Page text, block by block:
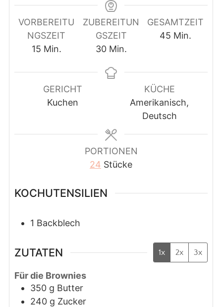
VORBEREITU
NGSZEIT
15Minuten
Min.
ZUBEREITUN
GSZEIT
30Minuten
Min.
GESAMTZEIT
45 Minuten
Min.
GERICHT
Kuchen
KÜCHE
Amerikanisch,
Deutsch
PORTIONEN
24 Stücke
KOCHUTENSILIEN
1 Backblech
ZUTATEN 1x 2x 3x
Für die Brownies
350 g Butter
240 g Zucker